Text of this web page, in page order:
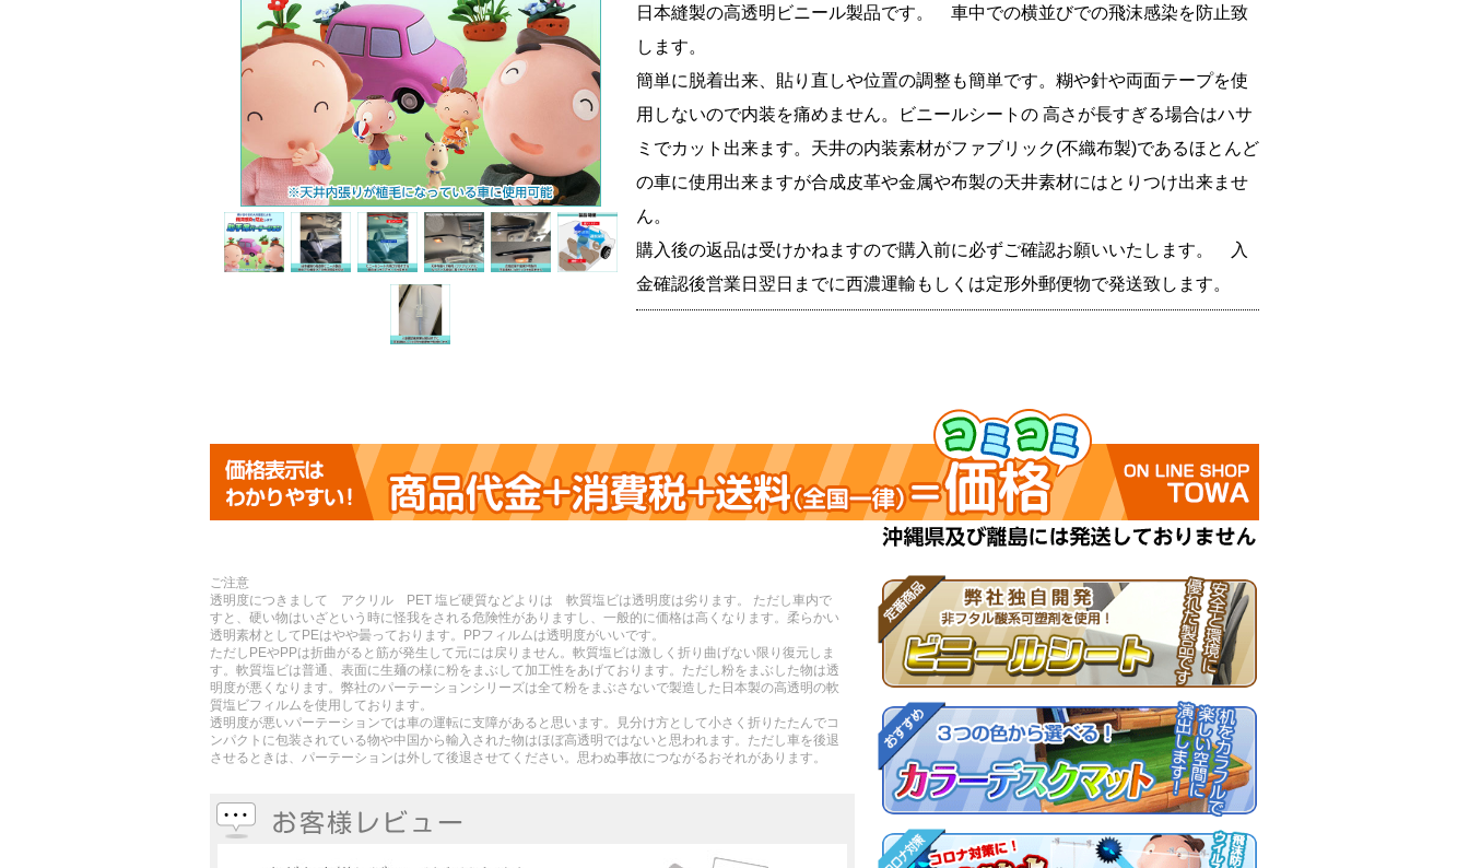
日本縫製の高透明ビニール製品です。 車中での横並びでの飛沫感染を防止致
します。
簡単に脱着出来、貼り直しや位置の調整も簡単です。糊や針や両面テープを使
用しないので内装を痛めません。ビニールシートの 高さが長すぎる場合はハサ
ミでカット出来ます。天井の内装素材がファブリック(不織布製)であるほとんど
の車に使用出来ますが合成皮革や金属や布製の天井素材にはとりつけ出来ませ
ん。
購入後の返品は受けかねますので購入前に必ずご確認お願いいたします。 入
金確認後営業日翌日までに西濃運輸もしくは定形外郵便物で発送致します。
ご注意
透明度につきまして アクリル PET 塩ビ硬質などよりは 軟質塩ビは透明度は劣ります。 ただし車内で
すと、硬い物はいざという時に怪我をされる危険性がありますし、一般的に価格は高くなります。柔らかい
透明素材としてPEはやや曇っております。PPフィルムは透明度がいいです。
ただしPEやPPは折曲がると筋が発生して元には戻りません。軟質塩ビは激しく折り曲げない限り復元しま
す。軟質塩ビは普通、表面に生麺の様に粉をまぶして加工性をあげております。ただし粉をまぶした物は透
明度が悪くなります。弊社のパーテーションシリーズは全て粉をまぶさないで製造した日本製の高透明の軟
質塩ビフィルムを使用しております。
透明度が悪いパーテーションでは車の運転に支障があると思います。見分け方として小さく折りたたんでコ
ンパクトに包装されている物や中国から輸入された物はほぼ高透明ではないと思われます。ただし車を後退
させるときは、パーテーションは外して後退させてください。思わぬ事故につながるおそれがあります。